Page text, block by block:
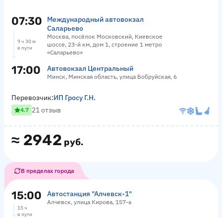
07:30
Международный автовокзал
Саларьево
Москва, посёлок Московский, Киевское
шоссе, 23-й км, дом 1, строение 1 метро
«Саларьево»
9 ч 30 м
в пути
17:00 Автовокзал Центральный
Минск, Минская область, улица Бобруйская, 6
≈ 2942 руб.
Перевозчик:ИП Гросу Г.Н.
4.7 21 отзыв
В пределах города
15:00 Автостанция "Алчевск-1"
Алчевск, улица Кирова, 157-а
15 ч
в пути